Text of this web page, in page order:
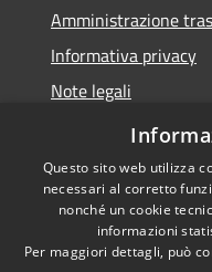
Amministrazione
Informativa privacy
Note legali
Dichiarazione di
Accessibilità
Questo sito web utilizza
necessari al corretto
nonché un cookie
informazioni
Per maggiori dettagli, può